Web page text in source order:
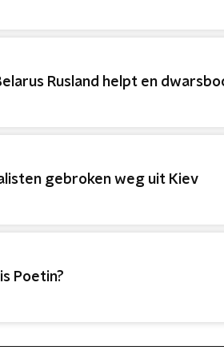
Rusland helpt en
gebroken weg uit Kiev
Poetin?